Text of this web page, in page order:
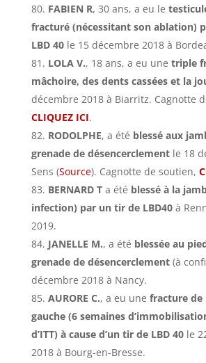
FABIEN R, 30 ans, a eu le
fracturé (nécessitant son ablation)
LBD 40le 15 décembre 2018 à
LOLA V., 18 ans, a eu une triple
mâchoire, des dents cassées et la
décembre 2018 à Biarritz. Cagnotte
CLIQUEZ ICI.
RODOLPHE, a été blessé aux
grenade de désencerclementle 18
Sens (Source). Cagnotte de soutien,
BERNARD Ta été blessé à la
infection) par un tir de LBD40à
2019.
JANELLE M., a été blessée au
grenade de désencerclement(à
décembre 2018 à Nancy.
AURORE C., a eu une fracture de
gauche (6 semaines
d’ITT) à cause d’un tir de LBD 40le
2018 à Bourg-en-Bresse.